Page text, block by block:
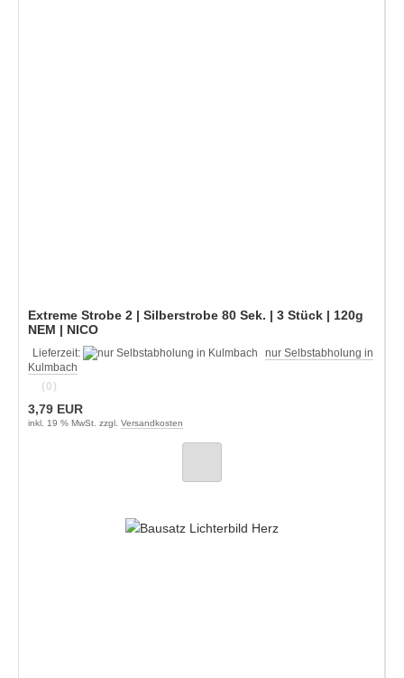
Extreme Strobe 2 | Silberstrobe 80 Sek. | 3 Stück | 120g
NEM | NICO
Lieferzeit:
nur Selbstabholung in
Kulmbach
(0)
3,79 EUR
inkl. 19 % MwSt. zzgl. Versandkosten